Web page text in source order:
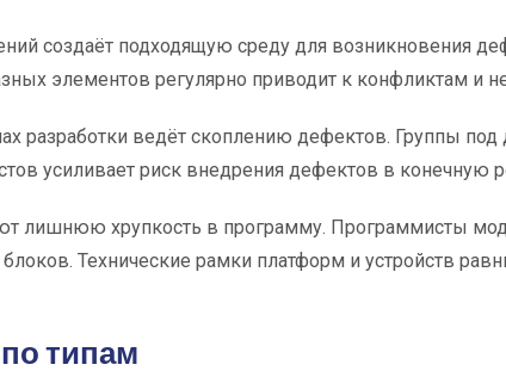
создаёт подходящую среду для возникновения
элементов регулярно приводит к конфликтам и
разработки ведёт скоплению дефектов. Группы
усиливает риск внедрения дефектов в конечную
лишнюю хрупкость в программу. Программисты
блоков. Технические рамки платформ и устройств
типам